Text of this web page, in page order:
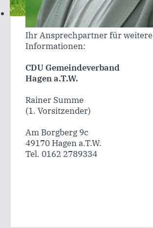
Ihr Ansprechpartner für weitere
Informationen:
CDU Gemeindeverband
Hagen a.T.W.
Rainer Summe
(1. Vorsitzender)
Am Borgberg 9c
49170 Hagen a.T.W.
Tel. 0162 2789334